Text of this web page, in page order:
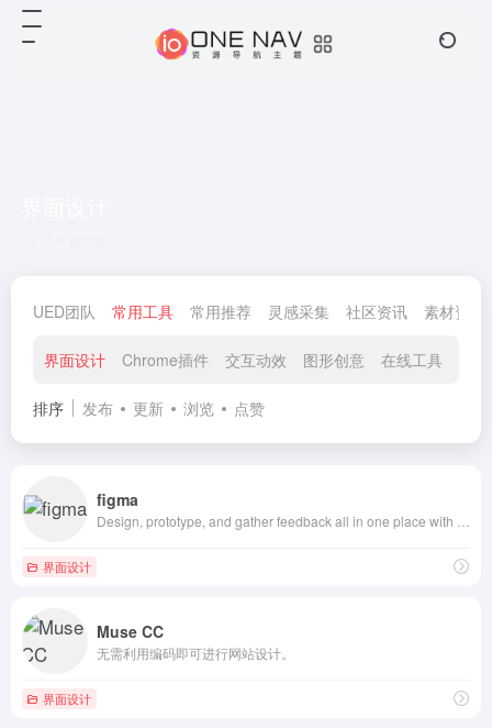
UED团队 常用工具 常用推荐 灵感采集 社区资讯 素材资源
界面设计 Chrome插件 交互动效 图形创意 在线工具
排序 发布 更新 浏览 点赞
figma
界面设计
Muse CC
无需利用编码即可进行网站设计。
界面设计